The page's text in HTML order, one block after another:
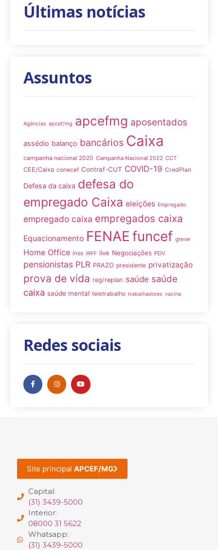
Últimas notícias
Assuntos
Agências apcef/mg apcefmg aposentados
assédio balanço bancários Caixa
campanha nacional 2020 Campanha Nacional 2022 CCT
CEE/Caixa conecef Contraf-CUT COVID-19 CredPlan
Defesa da caixa defesa do
empregado Caixa eleições Empregado
empregado caixa empregados caixa
Equacionamento FENAE funcef greve
Home Office inss IRPF live Negociações PDV
pensionistas PLR PRAZO presidente privatização
prova de vida reg/replan saúde saúde
caixa saúde mental teletrabalho trabalhadores vacina
Redes sociais
Site principal APCEF/MG
Capital:
(31) 3439-5000
Interior:
08000 31 5622
Whatsapp:
(31) 3439-5000